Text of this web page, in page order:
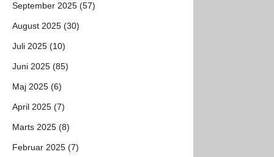
September 2025 (57)
August 2025 (30)
Juli 2025 (10)
Juni 2025 (85)
Maj 2025 (6)
April 2025 (7)
Marts 2025 (8)
Februar 2025 (7)